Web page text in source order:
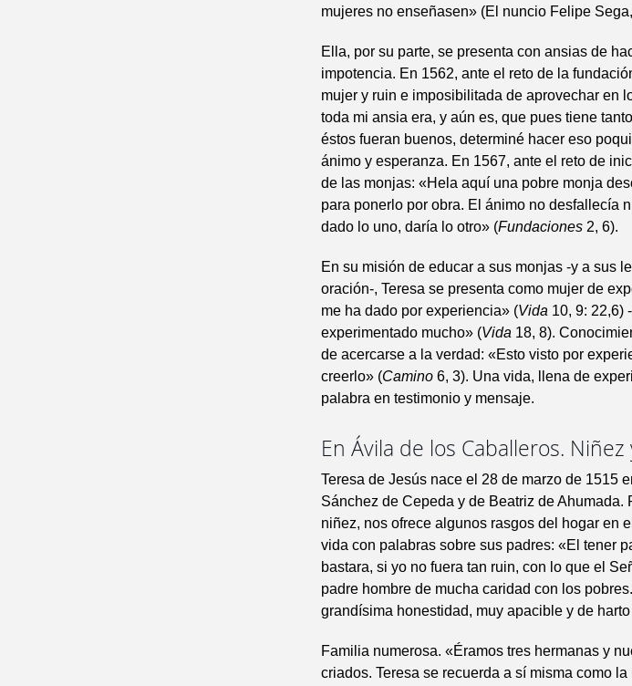
mujeres no enseñasen» (El nuncio Felipe
Ella, por su parte, se presenta con ansias de
impotencia. En 1562, ante el reto de la
mujer y ruin e imposibilitada de aprovechar en
toda mi ansia era, y aún es, que pues tiene
éstos fueran buenos, determiné hacer eso
ánimo y esperanza. En 1567, ante el reto de
de las monjas: «Hela aquí una pobre monja
para ponerlo por obra. El ánimo no desfallecía
dado lo uno, daría lo otro» (Fundaciones 2, 6).
En su misión de educar a sus monjas -y a sus
oración-, Teresa se presenta como mujer de
me ha dado por experiencia» (Vida 10, 9: 22,6)
experimentado mucho» (Vida 18, 8).
de acercarse a la verdad: «Esto visto por
creerlo» (Camino 6, 3). Una vida, llena de
palabra en testimonio y mensaje.
En Ávila de los Caballeros.
Teresa de Jesús nace el 28 de marzo de 1515
Sánchez de Cepeda y de Beatriz de
niñez, nos ofrece algunos rasgos del hogar en
vida con palabras sobre sus padres: «El tener
bastara, si yo no fuera tan ruin, con lo que el
padre hombre de mucha caridad con los
grandísima honestidad, muy apacible y de
Familia numerosa. «Éramos tres hermanas y
criados. Teresa se recuerda a sí misma como